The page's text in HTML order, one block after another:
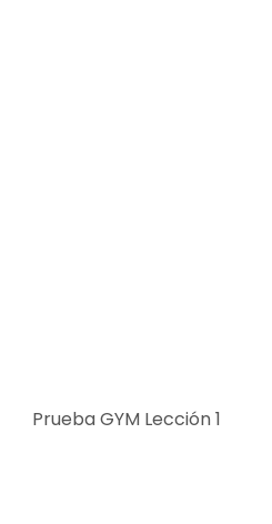
Prueba GYM Lección 1